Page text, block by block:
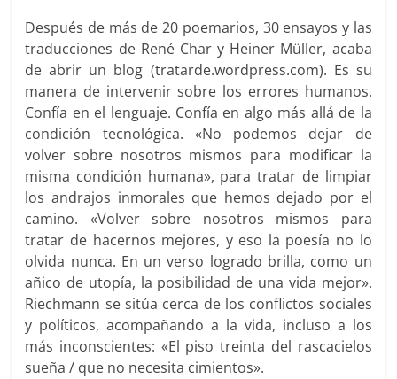
Después de más de 20 poemarios, 30 ensayos y las
traducciones de René Char y Heiner Müller, acaba
de abrir un blog (tratarde.wordpress.com). Es su
manera de intervenir sobre los errores humanos.
Confía en el lenguaje. Confía en algo más allá de la
condición tecnológica. «No podemos dejar de
volver sobre nosotros mismos para modificar la
misma condición humana», para tratar de limpiar
los andrajos inmorales que hemos dejado por el
camino. «Volver sobre nosotros mismos para
tratar de hacernos mejores, y eso la poesía no lo
olvida nunca. En un verso logrado brilla, como un
añico de utopía, la posibilidad de una vida mejor».
Riechmann se sitúa cerca de los conflictos sociales
y políticos, acompañando a la vida, incluso a los
más inconscientes: «El piso treinta del rascacielos
sueña / que no necesita cimientos».